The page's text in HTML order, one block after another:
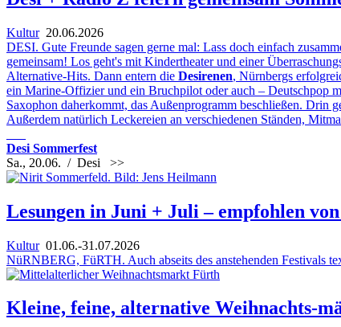
Kultur20.06.2026
DESI. Gute Freunde sagen gerne mal: Lass doch einfach
gemeinsam! Los geht's mit Kindertheater und einer
Alternative-Hits. Dann entern die Desirenen, Nürnbergs
ein Marine-Offizier und ein Bruchpilot oder auch – Deutschpop
Saxophon daherkommt, das Außenprogramm beschließen. Drin
Außerdem natürlich Leckereien an verschiedenen Ständen,
Desi Sommerfest
Sa., 20.06. / Desi
>>
Lesungen in Juni + Juli – empfohlen
Kultur01.06.-31.07.2026
NüRNBERG, FüRTH. Auch abseits des anstehenden Festivals
Kleine, feine, alternative Weihnachts-